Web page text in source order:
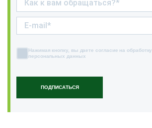
ПОДПИСАТЬСЯ
Нажимая кнопку, вы даете согласие на обработку
персональных данных